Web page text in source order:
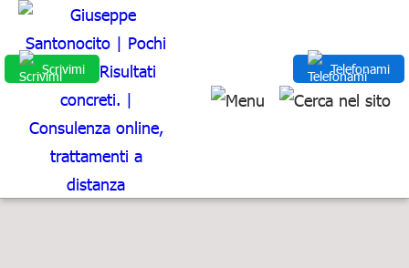
Scrivimi Telefonami